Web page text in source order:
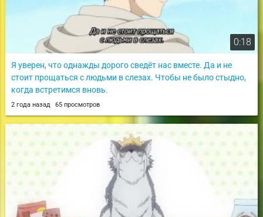
0:18
Я уверен, что однажды дорого сведёт нас вместе. Да и не
стоит прощаться с людьми в слезах. Чтобы не было стыдно,
когда встретимся вновь.
из 28 серии Провожающая в последний путь Фрирен / Sousou no
2 года назад 65 просмотров